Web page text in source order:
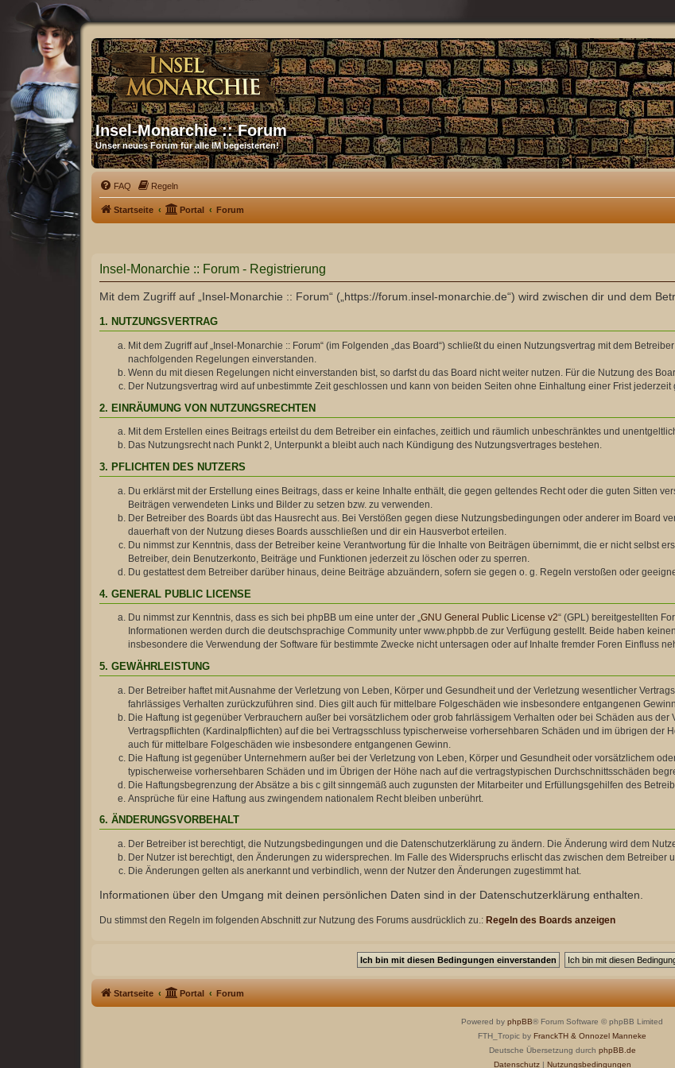
Insel-Monarchie :: Forum
Unser neues Forum für alle IM begeisterten!
FAQ Regeln
Startseite Portal Forum
Insel-Monarchie :: Forum - Registrierung
Mit dem Zugriff auf „Insel-Monarchie :: Forum“ („https://forum.insel-monarchie.de“) wird zwischen dir und dem
1. NUTZUNGSVERTRAG
Mit dem Zugriff auf „Insel-Monarchie :: Forum“ (im Folgenden „das Board“) schließt du einen Nutzungsvertrag mit dem
nachfolgenden Regelungen einverstanden.
Wenn du mit diesen Regelungen nicht einverstanden bist, so darfst du das Board nicht weiter nutzen. Für die Nutzung des
Der Nutzungsvertrag wird auf unbestimmte Zeit geschlossen und kann von beiden Seiten ohne Einhaltung einer Frist
2. EINRÄUMUNG VON NUTZUNGSRECHTEN
Mit dem Erstellen eines Beitrags erteilst du dem Betreiber ein einfaches, zeitlich und räumlich unbeschränktes und
Das Nutzungsrecht nach Punkt 2, Unterpunkt a bleibt auch nach Kündigung des Nutzungsvertrages bestehen.
3. PFLICHTEN DES NUTZERS
Du erklärst mit der Erstellung eines Beitrags, dass er keine Inhalte enthält, die gegen geltendes Recht oder die guten Sitten
Beiträgen verwendeten Links und Bilder zu setzen bzw. zu verwenden.
Der Betreiber des Boards übt das Hausrecht aus. Bei Verstößen gegen diese Nutzungsbedingungen oder anderer im Board
dauerhaft von der Nutzung dieses Boards ausschließen und dir ein Hausverbot erteilen.
Du nimmst zur Kenntnis, dass der Betreiber keine Verantwortung für die Inhalte von Beiträgen übernimmt, die er nicht selbst
Betreiber, dein Benutzerkonto, Beiträge und Funktionen jederzeit zu löschen oder zu sperren.
Du gestattest dem Betreiber darüber hinaus, deine Beiträge abzuändern, sofern sie gegen o. g. Regeln verstoßen oder
4. GENERAL PUBLIC LICENSE
Du nimmst zur Kenntnis, dass es sich bei phpBB um eine unter der „GNU General Public License v2“ (GPL) bereitgestellten
Informationen werden durch die deutschsprachige Community unter www.phpbb.de zur Verfügung gestellt. Beide haben
insbesondere die Verwendung der Software für bestimmte Zwecke nicht untersagen oder auf Inhalte fremder Foren Einfluss
5. GEWÄHRLEISTUNG
Der Betreiber haftet mit Ausnahme der Verletzung von Leben, Körper und Gesundheit und der Verletzung wesentlicher
fahrlässiges Verhalten zurückzuführen sind. Dies gilt auch für mittelbare Folgeschäden wie insbesondere entgangenen Gewinn.
Die Haftung ist gegenüber Verbrauchern außer bei vorsätzlichem oder grob fahrlässigem Verhalten oder bei Schäden aus
Vertragspflichten (Kardinalpflichten) auf die bei Vertragsschluss typischerweise vorhersehbaren Schäden und im übrigen der
auch für mittelbare Folgeschäden wie insbesondere entgangenen Gewinn.
Die Haftung ist gegenüber Unternehmern außer bei der Verletzung von Leben, Körper und Gesundheit oder vorsätzlichem
typischerweise vorhersehbaren Schäden und im Übrigen der Höhe nach auf die vertragstypischen Durchschnittsschäden
Die Haftungsbegrenzung der Absätze a bis c gilt sinngemäß auch zugunsten der Mitarbeiter und Erfüllungsgehilfen des
Ansprüche für eine Haftung aus zwingendem nationalem Recht bleiben unberührt.
6. ÄNDERUNGSVORBEHALT
Der Betreiber ist berechtigt, die Nutzungsbedingungen und die Datenschutzerklärung zu ändern. Die Änderung wird dem
Der Nutzer ist berechtigt, den Änderungen zu widersprechen. Im Falle des Widerspruchs erlischt das zwischen dem
Die Änderungen gelten als anerkannt und verbindlich, wenn der Nutzer den Änderungen zugestimmt hat.
Informationen über den Umgang mit deinen persönlichen Daten sind in der Datenschutzerklärung enthalten.
Du stimmst den Regeln im folgenden Abschnitt zur Nutzung des Forums ausdrücklich zu.: Regeln des Boards anzeigen
Startseite Portal Forum
Powered by phpBB® Forum Software © phpBB Limited
FTH_Tropic by FranckTH & Onnozel Manneke
Deutsche Übersetzung durch phpBB.de
Datenschutz| Nutzungsbedingungen